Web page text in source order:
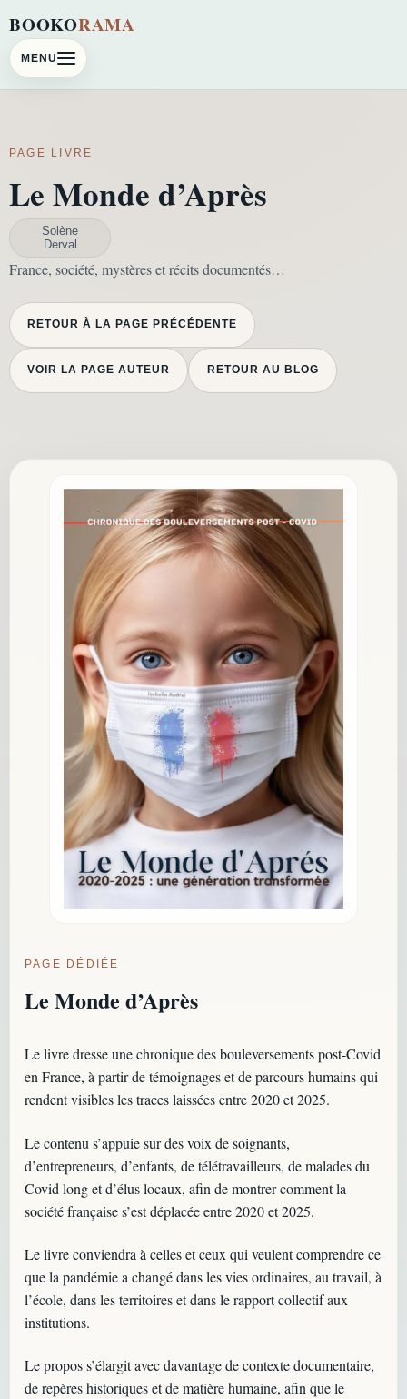
BOOKORAMA
MENU
PAGE LIVRE
Le Monde d’Après
Solène
Derval
France, société, mystères et récits documentés…
RETOUR À LA PAGE PRÉCÉDENTE
VOIR LA PAGE AUTEUR RETOUR AU BLOG
PAGE DÉDIÉE
Le Monde d’Après
Le livre dresse une chronique des bouleversements post-Covid
en France, à partir de témoignages et de parcours humains qui
rendent visibles les traces laissées entre 2020 et 2025.
Le contenu s’appuie sur des voix de soignants,
d’entrepreneurs, d’enfants, de télétravailleurs, de malades du
Covid long et d’élus locaux, afin de montrer comment la
société française s’est déplacée entre 2020 et 2025.
Le livre conviendra à celles et ceux qui veulent comprendre ce
que la pandémie a changé dans les vies ordinaires, au travail, à
l’école, dans les territoires et dans le rapport collectif aux
institutions.
Le propos s’élargit avec davantage de contexte documentaire,
de repères historiques et de matière humaine, afin que le